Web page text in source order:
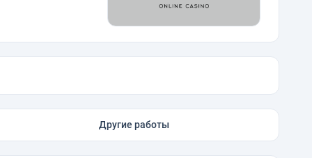
Другие работы